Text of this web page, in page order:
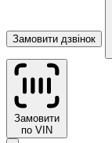
Замовити дзвінок
Замовити
по VIN